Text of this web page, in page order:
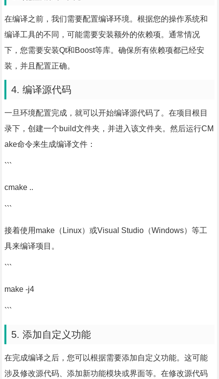
在编译之前，我们需要配置编译环境。根据您的操作系统和
编译工具的不同，可能需要安装额外的依赖项。通常情况
下，您需要安装Qt和Boost等库。确保所有依赖项都已经安
装，并且配置正确。
4. 编译源代码
一旦环境配置完成，就可以开始编译源代码了。在项目根目
录下，创建一个build文件夹，并进入该文件夹。然后运行CM
ake命令来生成编译文件：
```
cmake ..
```
接着使用make（Linux）或Visual Studio（Windows）等工
具来编译项目。
```
make -j4
```
5. 添加自定义功能
在完成编译之后，您可以根据需要添加自定义功能。这可能
涉及修改源代码、添加新功能模块或界面等。在修改源代码